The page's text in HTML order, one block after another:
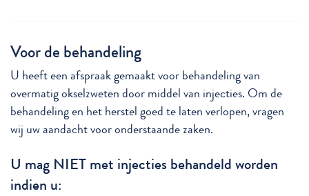
Voor de behandeling
U heeft een afspraak gemaakt voor behandeling van
overmatig okselzweten door middel van injecties. Om de
behandeling en het herstel goed te laten verlopen, vragen
wij uw aandacht voor onderstaande zaken.
U mag NIET met injecties behandeld worden
indien u: